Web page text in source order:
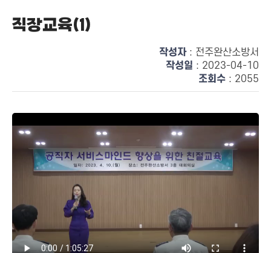
직장교육(1)
작성자: 전주완산소방서
작성일 : 2023-04-10
조회수 : 2055